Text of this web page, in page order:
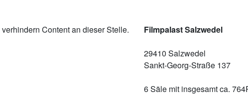
verhindern Content an dieser Stelle. Filmpalast Salzwedel
29410 Salzwedel
Sankt-Georg-Straße 137
6 Säle mit insgesamt ca.